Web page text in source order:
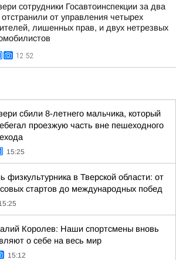
сотрудники Госавтоинспекции за два
от управления четырех
лишенных прав, и двух нетрезвых
12:52
сбили 8-летнего мальчика, который
проезжую часть вне пешеходного
15:25
физкультурника в Тверской области: от
стартов до международных побед
Королев: Наши спортсмены вновь
о себе на весь мир
15:12